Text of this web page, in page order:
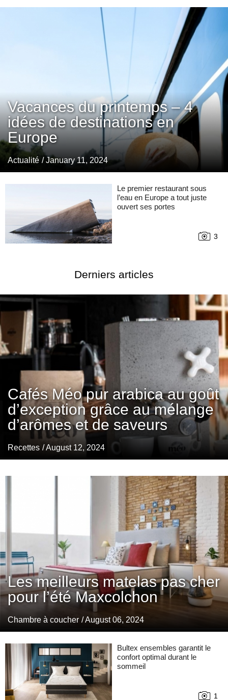
Vacances du printemps – 4
idées de destinations en
Europe
Actualité / January 11, 2024
Le premier restaurant sous
l’eau en Europe a tout juste
ouvert ses portes
3
Derniers articles
Cafés Méo pur arabica au goût
d’exception grâce au mélange
d’arômes et de saveurs
Recettes / August 12, 2024
Les meilleurs matelas pas cher
pour l’été Maxcolchon
Chambre à coucher / August 06, 2024
Bultex ensembles garantit le
confort optimal durant le
sommeil
1